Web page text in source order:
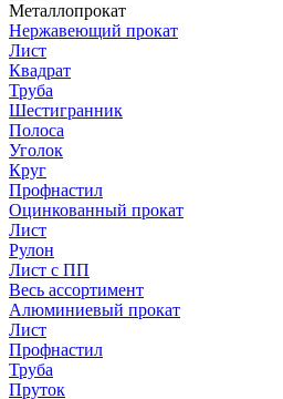
Металлопрокат
Нержавеющий прокат
Лист
Квадрат
Труба
Шестигранник
Полоса
Уголок
Круг
Профнастил
Оцинкованный прокат
Лист
Рулон
Лист с ПП
Весь ассортимент
Алюминиевый прокат
Лист
Профнастил
Труба
Пруток